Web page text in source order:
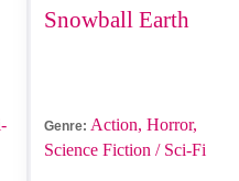
Snowball Earth
Genre: Action, Horror,
Science Fiction / Sci-Fi